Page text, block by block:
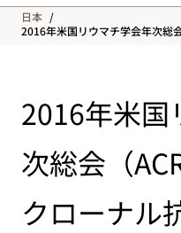
c
日本 /
2016年米国リウマチ学会年次総
2016年米国
次総会（
クローナル